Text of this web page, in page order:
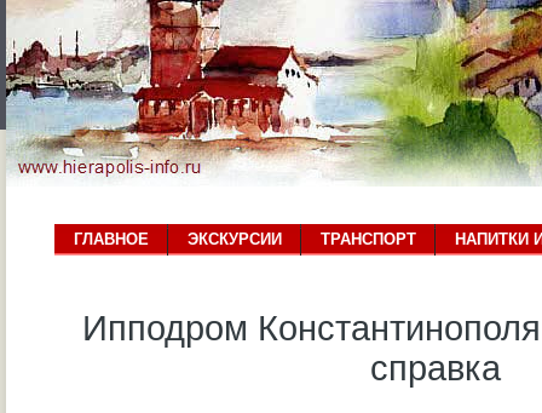
ГЛАВНОЕ ЭКСКУРСИИ ТРАНСПОРТ НАПИТКИ
Ипподром
справка